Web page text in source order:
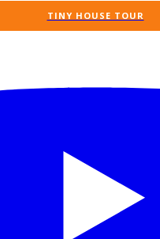
TINY HOUSE TOUR